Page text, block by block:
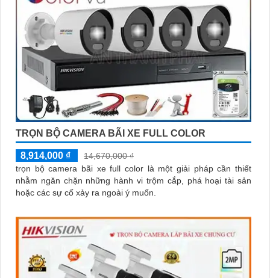
TRỌN BỘ CAMERA BÃI XE FULL COLOR
8,914,000 ₫
14,670,000 ₫
trọn bộ camera bãi xe full color là một giải pháp cần thiết
nhằm ngăn chặn những hành vi trộm cắp, phá hoại tài sản
hoặc các sự cố xảy ra ngoài ý muốn.